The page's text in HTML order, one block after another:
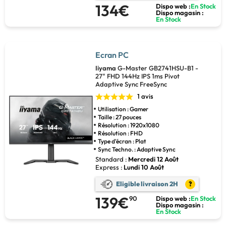
134€ Dispo web :En Stock
Dispo magasin :
En Stock
Ecran PC
Iiyama G-Master GB2741HSU-B1 -
27" FHD 144Hz IPS 1ms Pivot
Adaptive Sync FreeSync
1 avis
Utilisation : Gamer
Taille : 27 pouces
Résolution : 1920x1080
Résolution : FHD
Type d'écran : Plat
Sync Techno. : Adaptive Sync
Standard : Mercredi 12 Août
Express : Lundi 10 Août
Eligible livraison 2H ?
139€90 Dispo web :En Stock
Dispo magasin :
En Stock